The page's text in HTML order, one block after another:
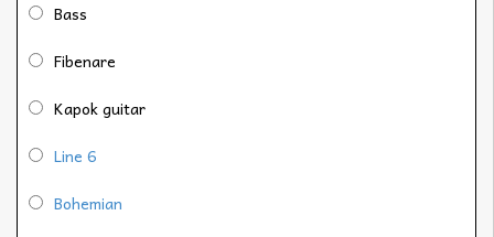
Bass
Fibenare
Kapok guitar
Line 6
Bohemian